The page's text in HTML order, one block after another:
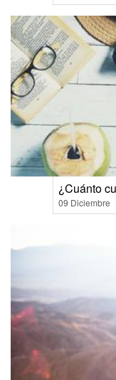
¿Cuánto
09 Diciembre